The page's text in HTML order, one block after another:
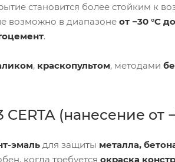
становится более стойким к
возможно в диапазоне от −30 °C
.
, краскопультом, методами
(нанесение от
эмаль для защиты металла,
когда требуется окраска